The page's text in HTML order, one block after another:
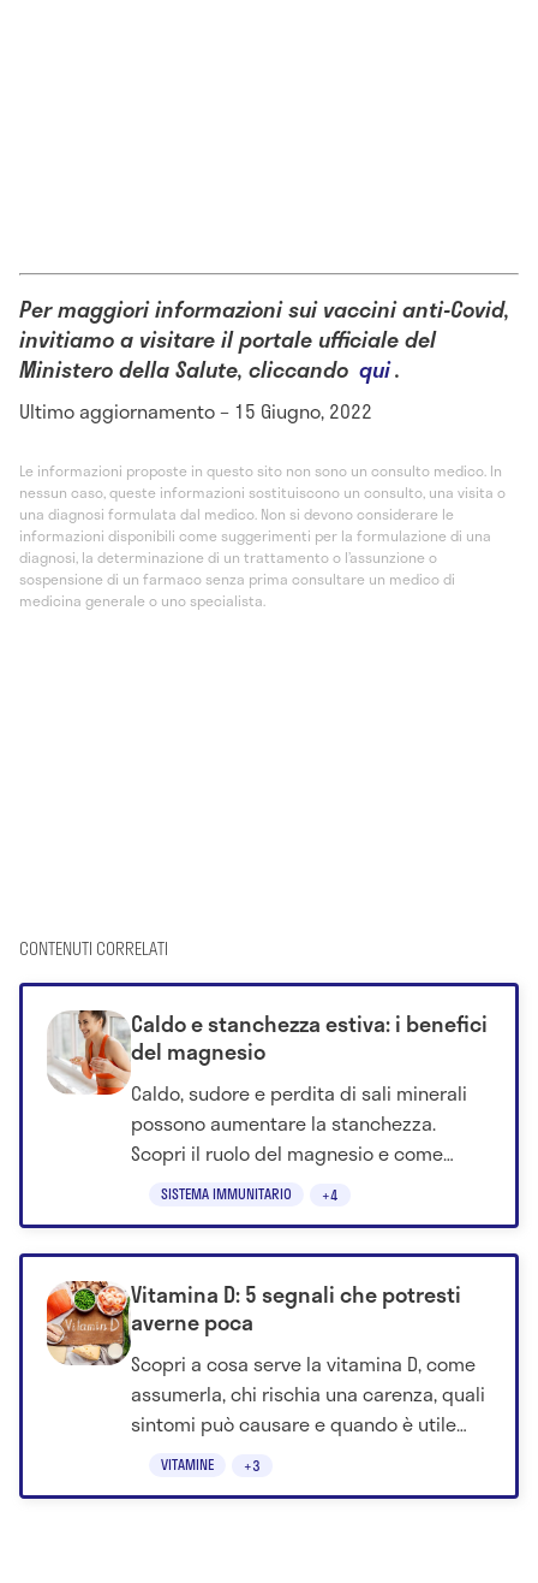
Per maggiori informazioni sui vaccini anti-Covid,
invitiamo a visitare il portale ufficiale del
Ministero della Salute, cliccando qui.
Ultimo aggiornamento – 15 Giugno, 2022
Le informazioni proposte in questo sito non sono un consulto medico. In
nessun caso, queste informazioni sostituiscono un consulto, una visita o
una diagnosi formulata dal medico. Non si devono considerare le
informazioni disponibili come suggerimenti per la formulazione di una
diagnosi, la determinazione di un trattamento o l’assunzione o
sospensione di un farmaco senza prima consultare un medico di
medicina generale o uno specialista.
CONTENUTI CORRELATI
SISTEMA IMMUNITARIO +4
Caldo e stanchezza estiva: i benefici
del magnesio
Caldo, sudore e perdita di sali minerali
possono aumentare la stanchezza.
Scopri il ruolo del magnesio e come
supportare l'organismo durante l'estate.
VITAMINE +3
Vitamina D: 5 segnali che potresti
averne poca
Scopri a cosa serve la vitamina D, come
assumerla, chi rischia una carenza, quali
sintomi può causare e quando è utile
fare il dosaggio nel sangue.